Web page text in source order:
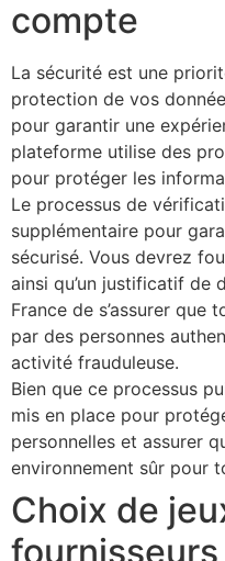
compte
La sécurité est une
protection de vos
pour garantir une
plateforme utilise des
pour protéger les
Le processus de
supplémentaire pour
sécurisé. Vous devrez
ainsi qu’un justificatif de
France de s’assurer que
par des personnes
activité frauduleuse.
Bien que ce processus
mis en place pour
personnelles et assurer
environnement sûr pour
Choix de